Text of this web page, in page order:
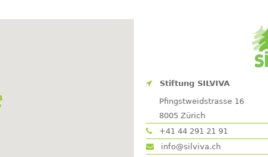
Stiftung SILVIVA
Pfingstweidstrasse 16
8005 Zürich
+41 44 291 21 91
info@silviva.ch